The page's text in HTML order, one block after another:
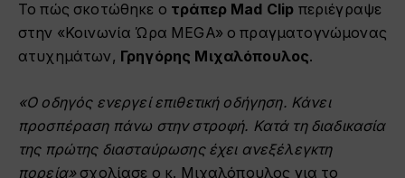
Το πώς σκοτώθηκε ο τράπερ Mad Clip περιέγραψε
στην «Κοινωνία Ώρα MEGA» ο πραγματογνώμονας
ατυχημάτων, Γρηγόρης Μιχαλόπουλος.
«Ο οδηγός ενεργεί επιθετική οδήγηση. Κάνει
προσπέραση πάνω στην στροφή. Κατά τη διαδικασία
της πρώτης διασταύρωσης έχει ανεξέλεγκτη
πορεία»σχολίασε ο κ. Μιχαλόπουλος για το